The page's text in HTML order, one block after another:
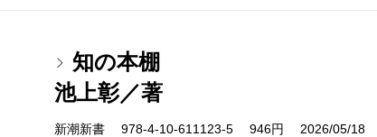
知の本棚
池上彰／著
新潮新書 978-4-10-611123-5 946円 2026/05/18